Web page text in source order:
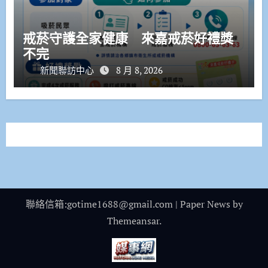
戒菸守護全家健康 來嘉戒菸好禮獎
不完
新聞聯訪中心 8 月 8, 2026
聯絡信箱:gotime1688@gmail.com | Paper News by
Themeansar.